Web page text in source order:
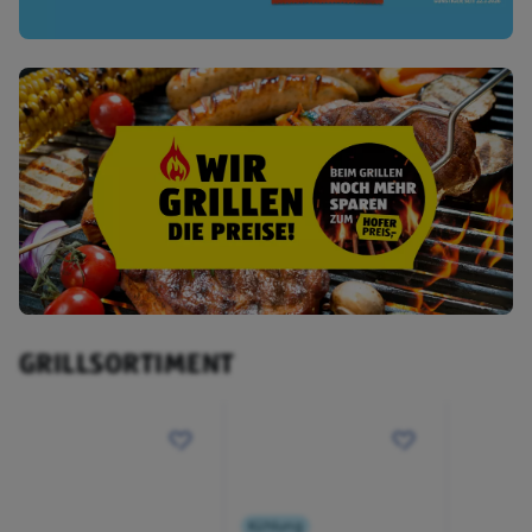
GRILLSORTIMENT
Kühlung